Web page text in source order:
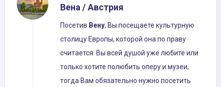
Вена / Австрия
Посетив Вену, Вы посещаете культурную
столицу Европы, которой она по праву
считается. Вы всей душой уже любите или
только хотите полюбить оперу и музеи,
тогда Вам обязательно нужно посетить